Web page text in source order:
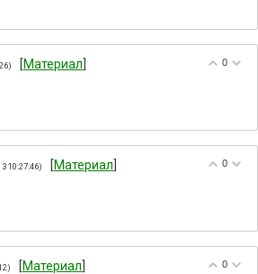
0
[Материал
0
10:27:46) [Материал
0
[Материал